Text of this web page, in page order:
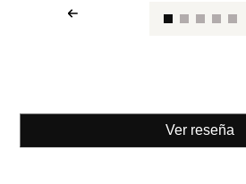
Ver reseña